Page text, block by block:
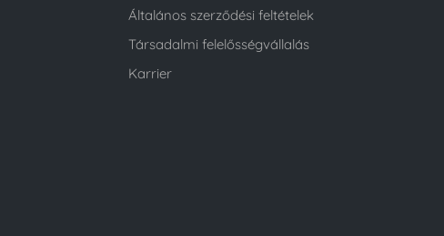
Általános szerződési feltételek
Társadalmi felelősségvállalás
Karrier